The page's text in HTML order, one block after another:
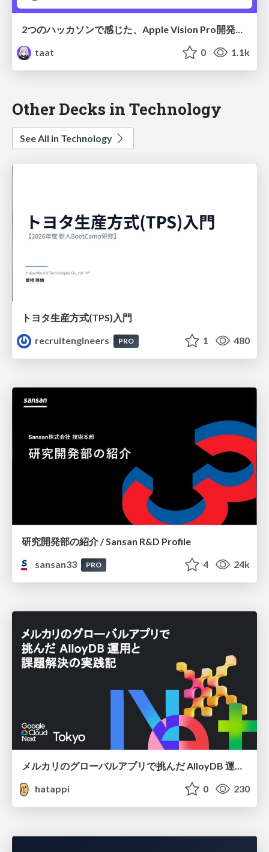
taat
0 1.1k
Other Decks in Technology
See All in Technology
トヨタ⽣産⽅式(TPS)⼊⾨
recruitengineers
PRO 1 480
研究開発部の紹介 / Sansan R&D Profile
sansan33
PRO 4 24k
hatappi
0 230